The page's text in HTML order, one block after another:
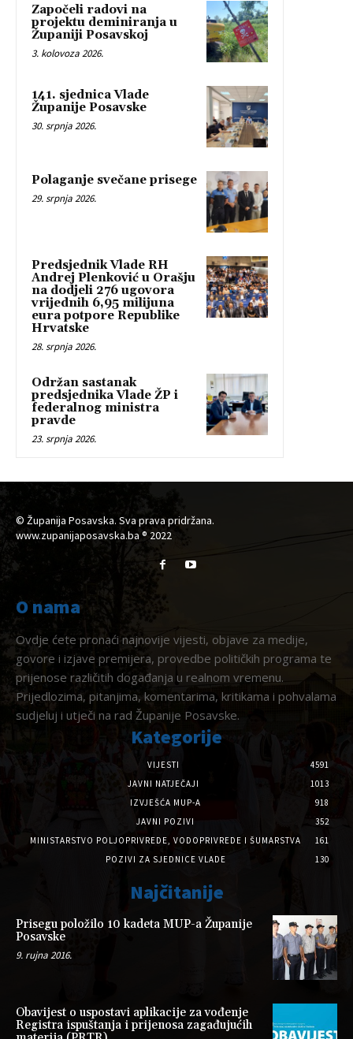
Započeli radovi na
projektu deminiranja u
Županiji Posavskoj
3. kolovoza 2026.
141. sjednica Vlade
Županije Posavske
30. srpnja 2026.
Polaganje svečane prisege
29. srpnja 2026.
Predsjednik Vlade RH
Andrej Plenković u Orašju
na dodjeli 276 ugovora
vrijednih 6,95 milijuna
eura potpore Republike
Hrvatske
28. srpnja 2026.
Održan sastanak
predsjednika Vlade ŽP i
federalnog ministra
pravde
23. srpnja 2026.
© Županija Posavska. Sva prava pridržana.
www.zupanijaposavska.ba ® 2022
O nama
Ovdje ćete pronaći najnovije vijesti, objave za medije,
govore i izjave premijera, provedbe političkih programa te
prijenose različitih događanja u realnom vremenu.
Prijedlozima, pitanjima, komentarima, kritikama i pohvalama
sudjeluj i utječi na rad Županije Posavske.
Kategorije
VIJESTI
4591
JAVNI NATJEČAJI
1013
IZVJEŠĆA MUP-A
918
JAVNI POZIVI
352
MINISTARSTVO POLJOPRIVREDE, VODOPRIVREDE I ŠUMARSTVA
161
POZIVI ZA SJEDNICE VLADE
130
Najčitanije
Prisegu položilo 10 kadeta MUP-a Županije
Posavske
9. rujna 2016.
Obavijest o uspostavi aplikacije za vođenje
Registra ispuštanja i prijenosa zagađujućih